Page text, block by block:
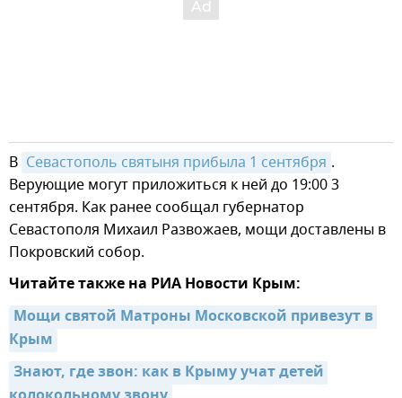
В Севастополь святыня прибыла 1 сентября .
Верующие могут приложиться к ней до 19:00 3
сентября. Как ранее сообщал губернатор
Севастополя Михаил Развожаев, мощи доставлены в
Покровский собор.
Читайте также на РИА Новости Крым:
Мощи святой Матроны Московской привезут в
Крым
Знают, где звон: как в Крыму учат детей